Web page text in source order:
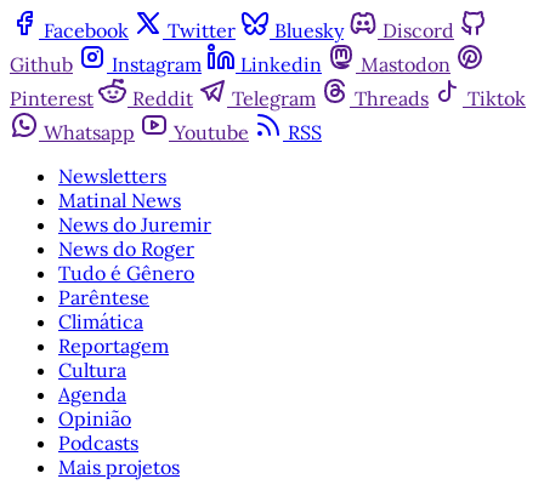
Facebook Twitter Bluesky
Discord
Github
Instagram Linkedin
Mastodon
Pinterest
Reddit Telegram Threads
Tiktok
Whatsapp
Youtube
RSS
Newsletters
Matinal News
News do Juremir
News do Roger
Tudo é Gênero
Parêntese
Climática
Reportagem
Cultura
Agenda
Opinião
Podcasts
Mais projetos